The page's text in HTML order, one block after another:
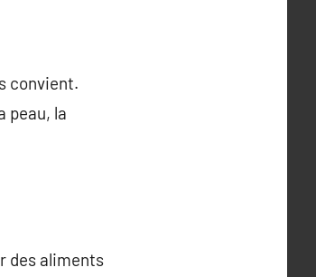
convient.
peau, la
des aliments